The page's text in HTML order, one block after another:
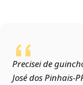
Precisei de
José dos